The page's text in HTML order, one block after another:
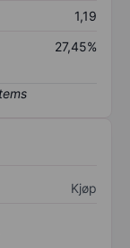
1,19
27,45%
Kjøp